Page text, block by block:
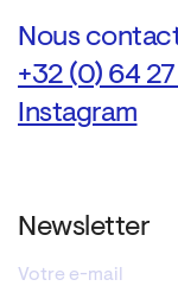
Nous
+32 (0) 64
Instagram
Newsletter